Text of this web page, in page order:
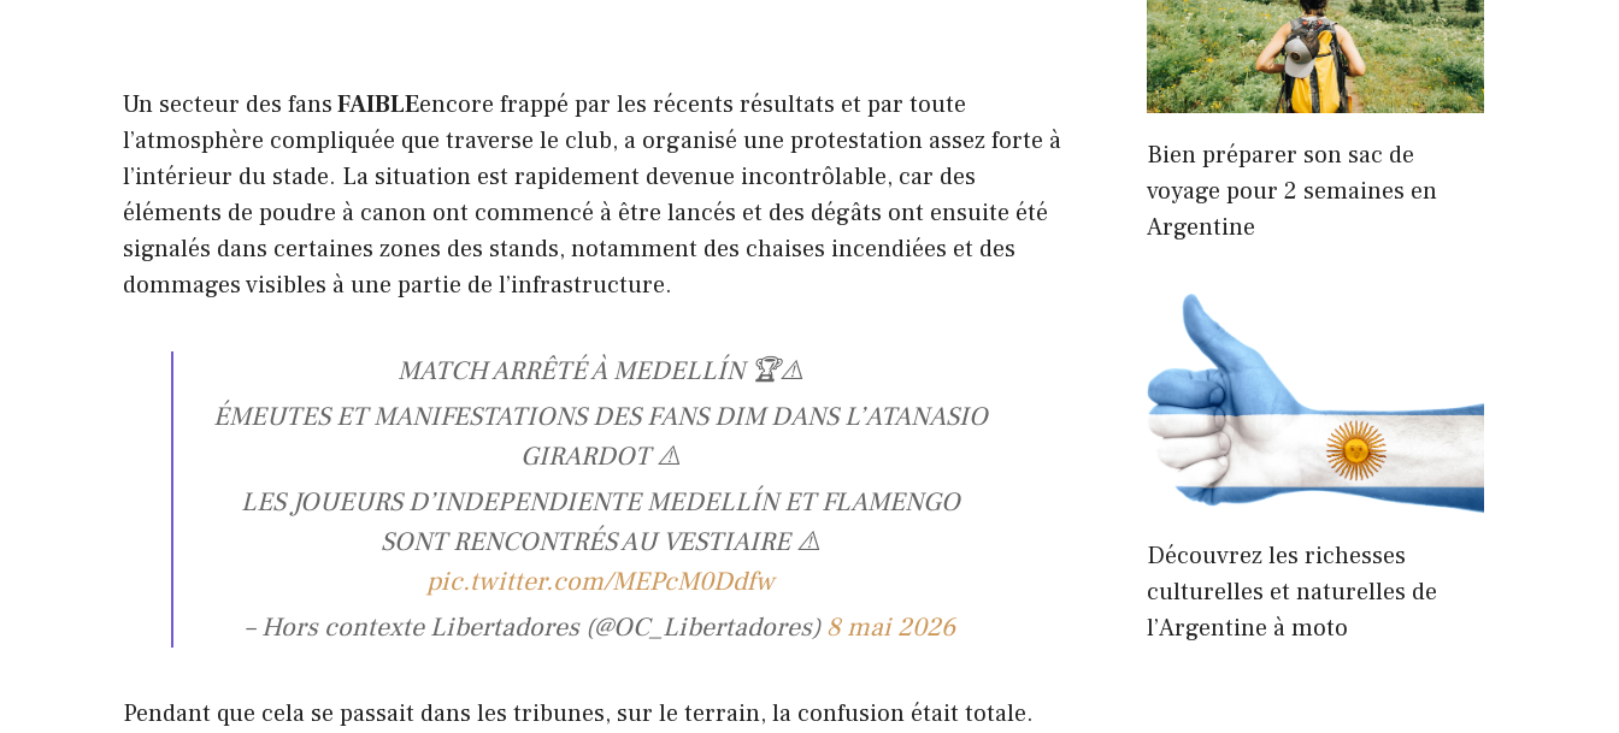
Un secteur des fansFAIBLEencore frappé par les récents résultats et par toute
l’atmosphère compliquée que traverse le club, a organisé une protestation assez forte à
l’intérieur du stade. La situation est rapidement devenue incontrôlable, car des
éléments de poudre à canon ont commencé à être lancés et des dégâts ont ensuite été
signalés dans certaines zones des stands, notamment des chaises incendiées et des
dommages visibles à une partie de l’infrastructure.
MATCH ARRÊTÉ À MEDELLÍN 🏆⚠️
ÉMEUTES ET MANIFESTATIONS DES FANS DIM DANS L’ATANASIO
GIRARDOT ⚠️
LES JOUEURS D’INDEPENDIENTE MEDELLÍN ET FLAMENGO
SONT RENCONTRÉS AU VESTIAIRE ⚠️
pic.twitter.com/MEPcM0Ddfw
– Hors contexte Libertadores (@OC_Libertadores)8 mai 2026
Pendant que cela se passait dans les tribunes, sur le terrain, la confusion était totale.
Bien préparer son sac de
voyage pour 2 semaines en
Argentine
Découvrez les richesses
culturelles et naturelles de
l’Argentine à moto